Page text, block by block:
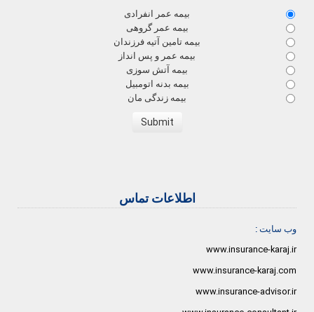
بیمه عمر انفرادی
بیمه عمر گروهی
بیمه تامین آتیه فرزندان
بیمه عمر و پس انداز
بیمه آتش سوزی
بیمه بدنه اتومبیل
بیمه زندگی مان
اطلاعات تماس
وب سایت :
www.insurance-karaj.ir
www.insurance-karaj.com
www.insurance-advisor.ir